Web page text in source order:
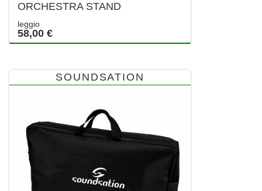
ORCHESTRA STAND
leggio
58,00 €
SOUNDSATION